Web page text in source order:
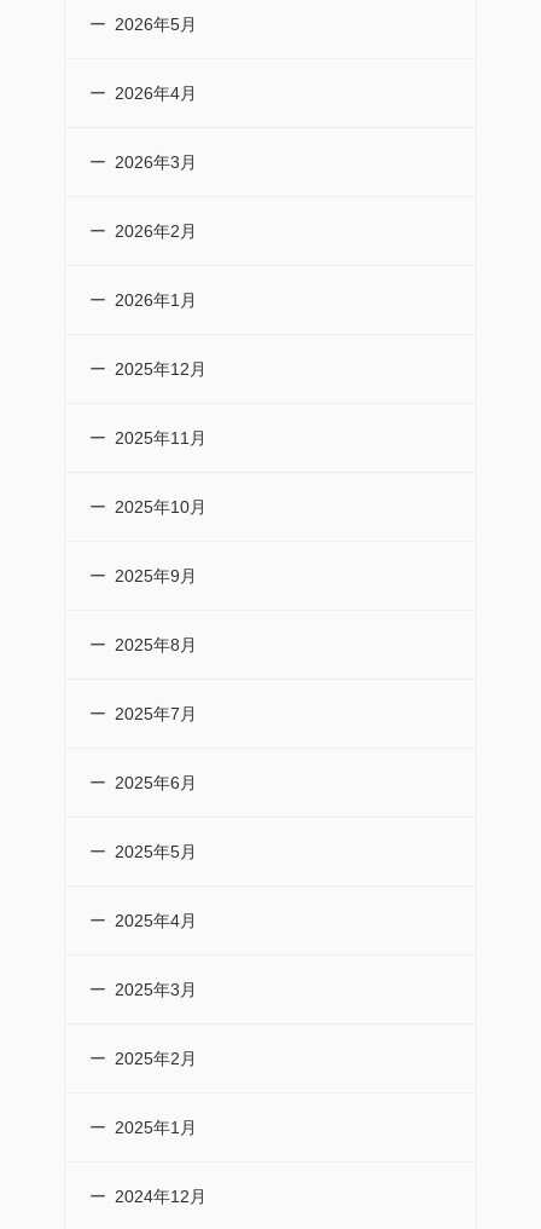
2026年5月
2026年4月
2026年3月
2026年2月
2026年1月
2025年12月
2025年11月
2025年10月
2025年9月
2025年8月
2025年7月
2025年6月
2025年5月
2025年4月
2025年3月
2025年2月
2025年1月
2024年12月